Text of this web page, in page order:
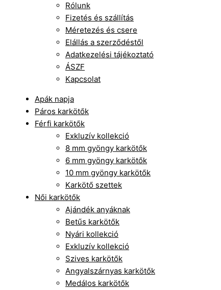
Rólunk
Fizetés és szállítás
Méretezés és csere
Elállás a szerződéstől
Adatkezelési tájékoztató
ÁSZF
Kapcsolat
Apák napja
Páros karkötők
Férfi karkötők
Exkluzív kollekció
8 mm gyöngy karkötők
6 mm gyöngy karkötők
10 mm gyöngy karkötők
Karkötő szettek
Női karkötők
Ajándék anyáknak
Betűs karkötők
Nyári kollekció
Exkluzív kollekció
Szives karkötők
Angyalszárnyas karkötők
Medálos karkötők